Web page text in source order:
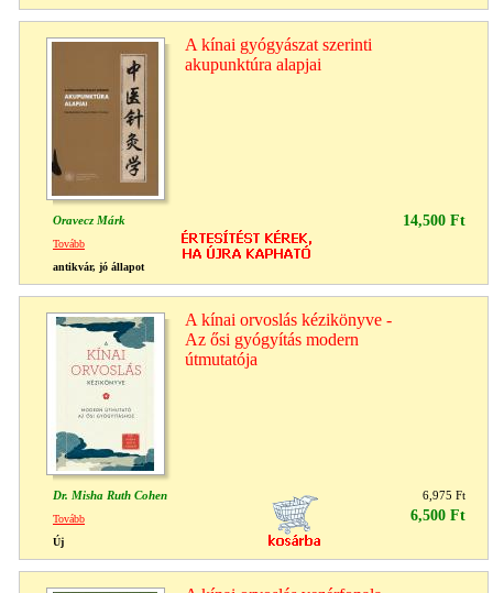
A kínai gyógyászat szerinti
akupunktúra alapjai
Oravecz Márk 14,500 Ft
Tovább
antikvár, jó állapot
A kínai orvoslás kézikönyve -
Az ősi gyógyítás modern
útmutatója
Dr. Misha Ruth Cohen 6,975 Ft
6,500 Ft
Tovább
Új